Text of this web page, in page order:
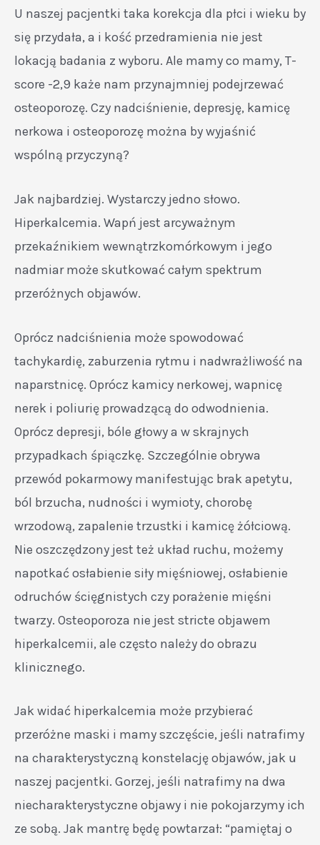
U naszej pacjentki taka korekcja dla płci i wieku by
się przydała, a i kość przedramienia nie jest
lokacją badania z wyboru. Ale mamy co mamy, T-
score -2,9 każe nam przynajmniej podejrzewać
osteoporozę. Czy nadciśnienie, depresję, kamicę
nerkowa i osteoporozę można by wyjaśnić
wspólną przyczyną?
Jak najbardziej. Wystarczy jedno słowo.
Hiperkalcemia. Wapń jest arcyważnym
przekaźnikiem wewnątrzkomórkowym i jego
nadmiar może skutkować całym spektrum
przeróżnych objawów.
Oprócz nadciśnienia może spowodować
tachykardię, zaburzenia rytmu i nadwrażliwość na
naparstnicę. Oprócz kamicy nerkowej, wapnicę
nerek i poliurię prowadzącą do odwodnienia.
Oprócz depresji, bóle głowy a w skrajnych
przypadkach śpiączkę. Szczególnie obrywa
przewód pokarmowy manifestując brak apetytu,
ból brzucha, nudności i wymioty, chorobę
wrzodową, zapalenie trzustki i kamicę żółciową.
Nie oszczędzony jest też układ ruchu, możemy
napotkać osłabienie siły mięśniowej, osłabienie
odruchów ścięgnistych czy porażenie mięśni
twarzy. Osteoporoza nie jest stricte objawem
hiperkalcemii, ale często należy do obrazu
klinicznego.
Jak widać hiperkalcemia może przybierać
przeróżne maski i mamy szczęście, jeśli natrafimy
na charakterystyczną konstelację objawów, jak u
naszej pacjentki. Gorzej, jeśli natrafimy na dwa
niecharakterystyczne objawy i nie pokojarzymy ich
ze sobą. Jak mantrę będę powtarzał: “pamiętaj o